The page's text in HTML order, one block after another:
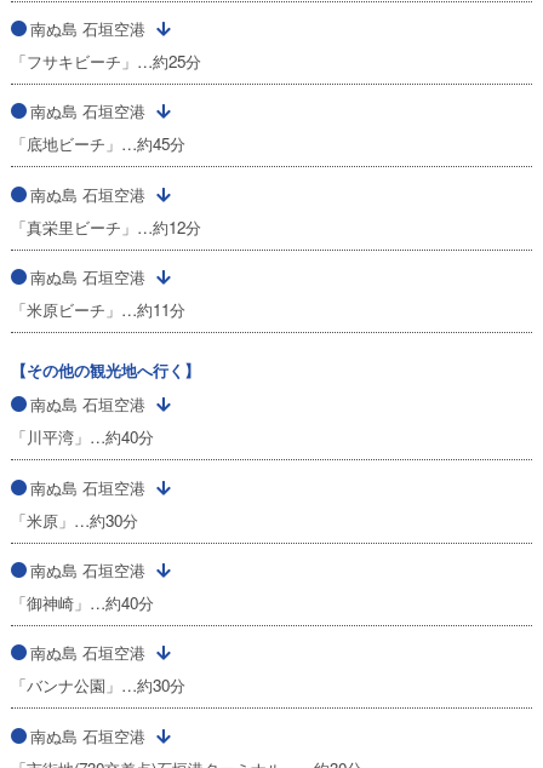
南ぬ島 石垣空港
「フサキビーチ」…約25分
南ぬ島 石垣空港
「底地ビーチ」…約45分
南ぬ島 石垣空港
「真栄里ビーチ」…約12分
南ぬ島 石垣空港
「米原ビーチ」…約11分
【その他の観光地へ行く】
南ぬ島 石垣空港
「川平湾」…約40分
南ぬ島 石垣空港
「米原」…約30分
南ぬ島 石垣空港
「御神崎」…約40分
南ぬ島 石垣空港
「バンナ公園」…約30分
南ぬ島 石垣空港